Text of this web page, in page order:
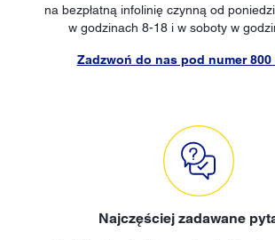
na bezpłatną infolinię czynną od
w godzinach 8-18 i w soboty w
Zadzwoń do nas pod numer 800
Najczęściej zadawane